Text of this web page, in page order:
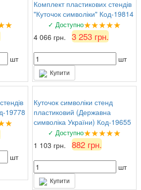
шт
Комплект пластикових стендів
"Куточок символіки" Код-19814
✓ Доступно★★★★★
4 066 грн. 3 253 грн.
шт
Купити
19778
шт
Куточок символіки стенд
пластиковий (Державна
символіка України) Код-19655
✓ Доступно★★★★★
1 103 грн. 882 грн.
шт
Купити